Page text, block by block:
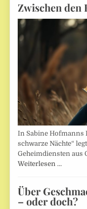
Zwischen den
In Sabine Hofmanns
schwarze Nächte“
Geheimdiensten aus
Weiterlesen …
Über
– oder doch?